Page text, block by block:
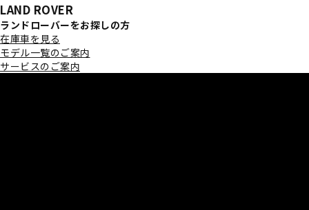
LAND ROVER
ランドローバーをお探しの方
在庫車を見る
モデル一覧のご案内
サービスのご案内